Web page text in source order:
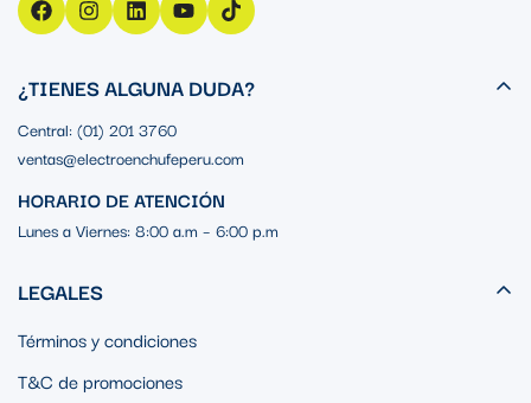
¿TIENES ALGUNA DUDA?
Central: (01) 201 3760
ventas@electroenchufeperu.com
HORARIO DE ATENCIÓN
Lunes a Viernes: 8:00 a.m – 6:00 p.m
LEGALES
Términos y condiciones
T&C de promociones